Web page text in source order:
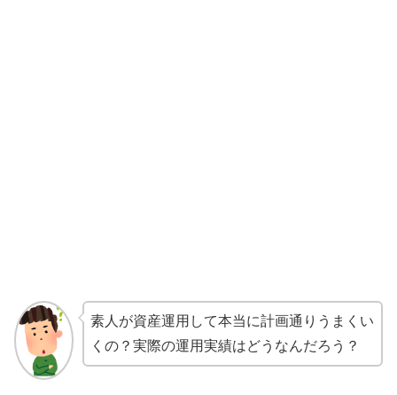
素人が資産運用して本当に計画通りうまくい
くの？実際の運用実績はどうなんだろう？